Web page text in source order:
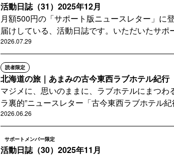
活動日誌（31）2025年12月
月額500円の「サポート版ニュースレター」に
届けしている、活動日誌です。いただいたサポ
2026.07.29
読者限定
北海道の旅｜あまみの古今東西ラブホテル紀
マジメに、思いのままに、ラブホテルにまつわ
ラ裏的”ニュースレター「古今東西ラブホテル紀
2026.06.26
サポートメンバー限定
活動日誌（30）2025年11月